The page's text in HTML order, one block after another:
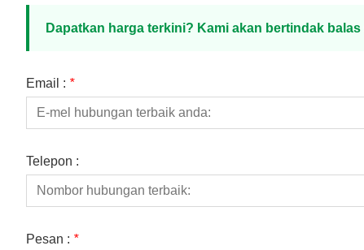
Dapatkan harga terkini? Kami akan bertindak
Email : *
Telepon :
Pesan : *